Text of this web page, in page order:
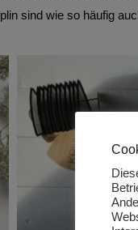
sind wie so häufig